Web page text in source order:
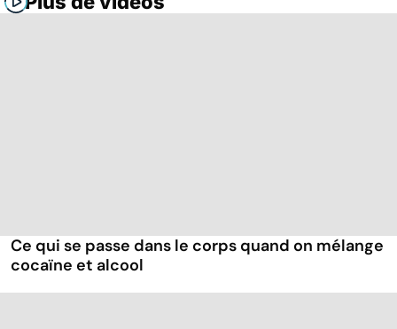
Ce qui se passe dans le corps quand on mélange
cocaïne et alcool